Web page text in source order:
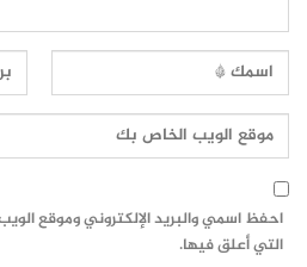
احفظ اسمي والبريد الإلكتروني وموقع
التي أعلق فيها.